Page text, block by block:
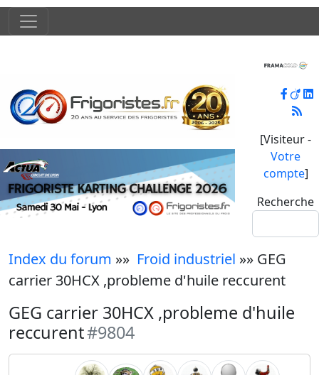
[Visiteur -
Votre
compte]
Recherche
Index du forum »» Froid industriel »» GEG
carrier 30HCX ,probleme d'huile reccurent
GEG carrier 30HCX ,probleme d'huile
reccurent#9804